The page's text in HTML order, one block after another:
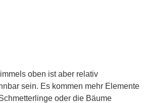
oben ist aber relativ
sein. Es kommen mehr Elemente
oder die Bäume